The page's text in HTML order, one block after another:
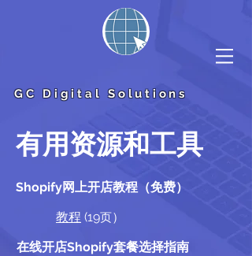
GC Digital Solutions
​有用资源和工具
Shopify网上开店教程 （免费）
教程 (19页）
在线开店Shopify套餐选择指南